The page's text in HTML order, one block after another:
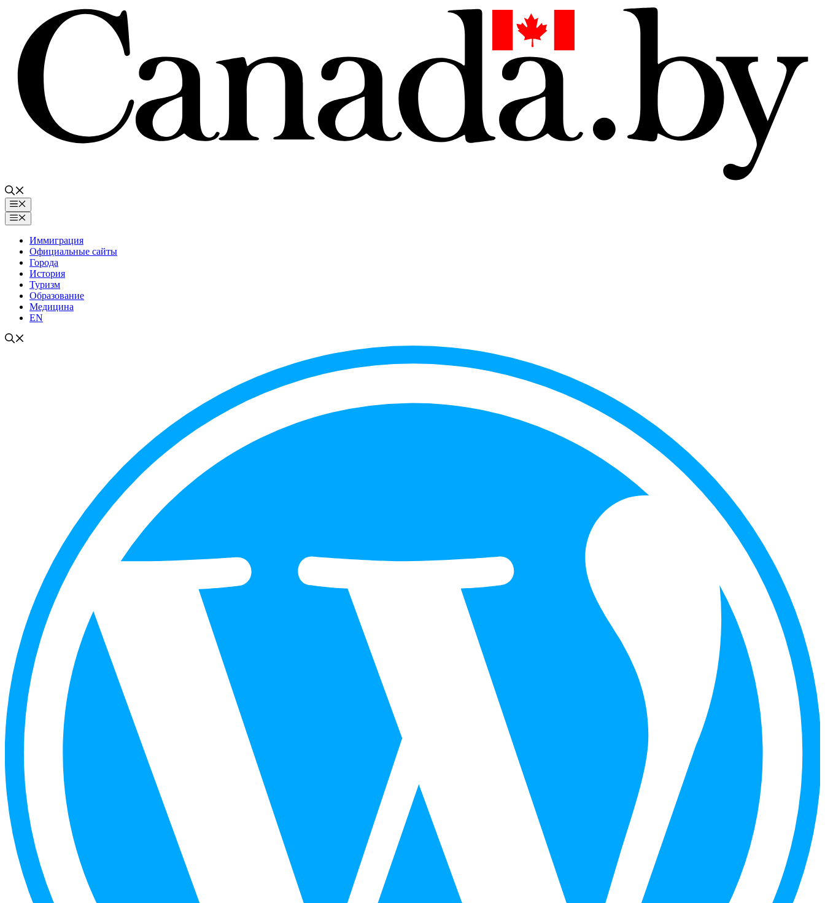
содержимому
Меню
Меню
Иммиграция
Официальные сайты
Города
История
Туризм
Образование
Медицина
EN